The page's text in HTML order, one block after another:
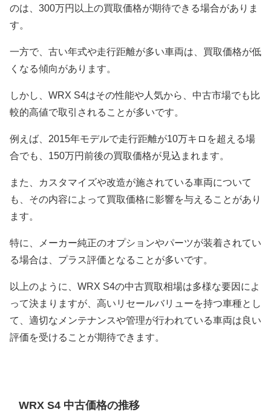
のは、300万円以上の買取価格が期待できる場合がありま
す。
一方で、古い年式や走行距離が多い車両は、買取価格が低
くなる傾向があります。
しかし、WRX S4はその性能や人気から、中古市場でも比
較的高値で取引されることが多いです。
例えば、2015年モデルで走行距離が10万キロを超える場
合でも、150万円前後の買取価格が見込まれます。
また、カスタマイズや改造が施されている車両について
も、その内容によって買取価格に影響を与えることがあり
ます。
特に、メーカー純正のオプションやパーツが装着されてい
る場合は、プラス評価となることが多いです。
以上のように、WRX S4の中古買取相場は多様な要因によ
って決まりますが、高いリセールバリューを持つ車種とし
て、適切なメンテナンスや管理が行われている車両は良い
評価を受けることが期待できます。
WRX S4 中古価格の推移